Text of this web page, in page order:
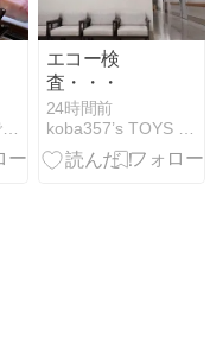
明石からどこまで2nd
エコー検
査・・・
24時間前